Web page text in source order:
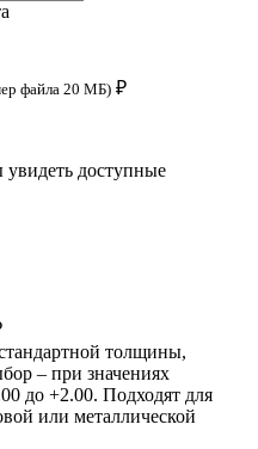
файла 20 МБ) ₽
увидеть доступные
толщины,
– при значениях
до +2.00. Подходят для
или металлической